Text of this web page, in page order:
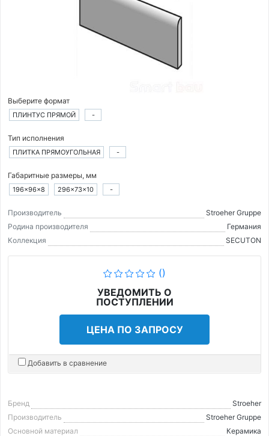
Выберите формат
ПЛИНТУС ПРЯМОЙ -
Тип исполнения
ПЛИТКА ПРЯМОУГОЛЬНАЯ -
Габаритные размеры, мм
196×96×8 296×73×10 -
Производитель
Stroeher Gruppe
Родина производителя
Германия
Коллекция
SECUTON
()
УВЕДОМИТЬ О
ПОСТУПЛЕНИИ
ЦЕНА ПО ЗАПРОСУ
Добавить в сравнение
Бренд
Stroeher
Производитель
Stroeher Gruppe
Основной материал
Керамика